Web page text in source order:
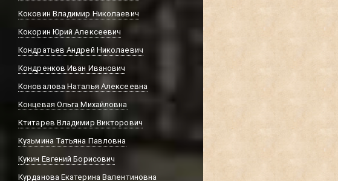
Коковин Владимир Николаевич
Кокорин Юрий Алексеевич
Кондратьев Андрей Николаевич
Кондренков Иван Иванович
Коновалова Наталья Алексеевна
Концевая Ольга Михайловна
Ктитарев Владимир Викторович
Кузьмина Татьяна Павловна
Кукин Евгений Борисович
Курданова Екатерина Валентиновна